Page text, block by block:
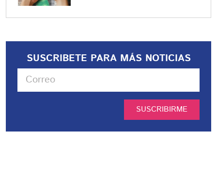
SUSCRIBETE PARA MÁS NOTICIAS
SUSCRIBIRME